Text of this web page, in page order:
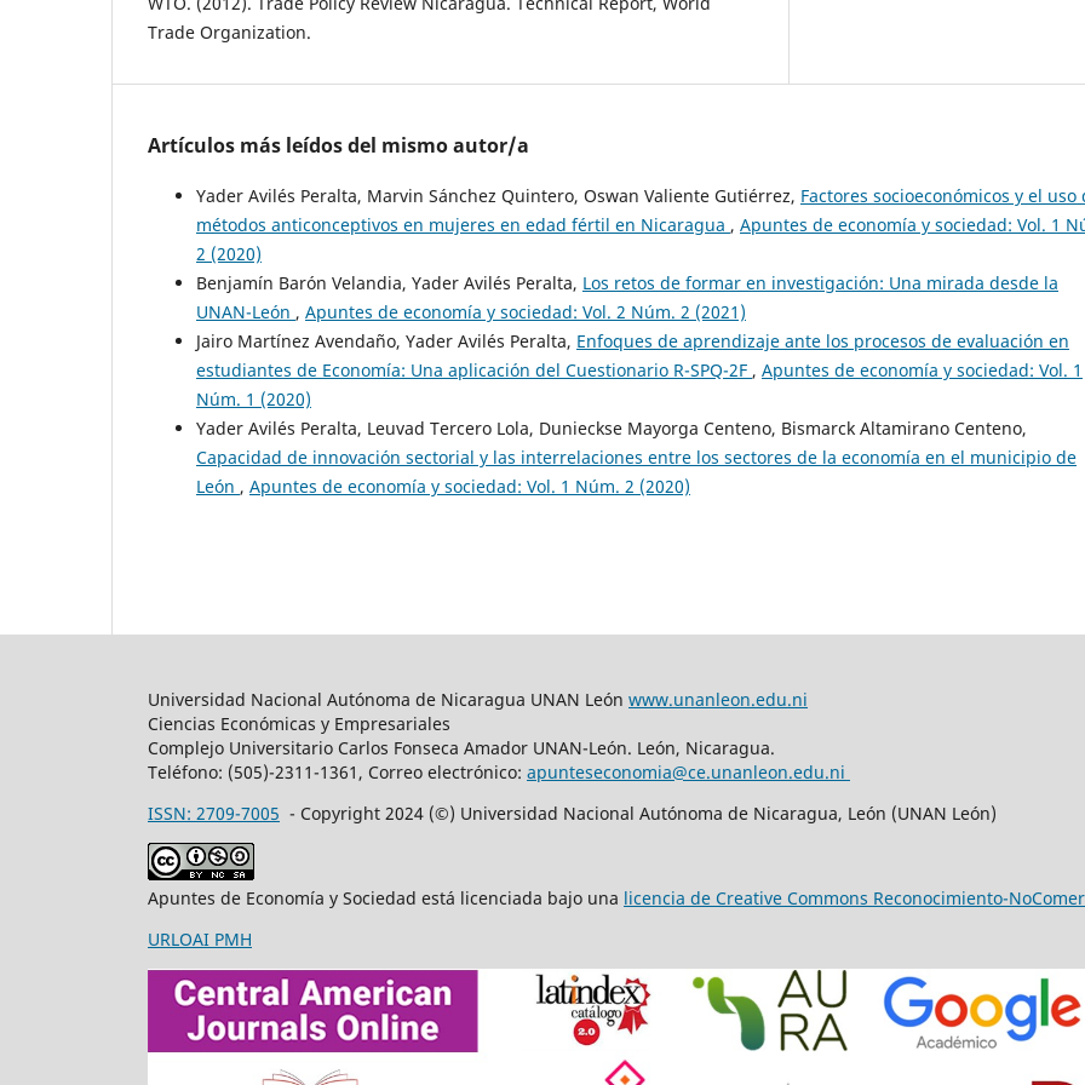
Trade Organization.
Artículos más leídos del mismo autor/a
Yader Avilés Peralta, Marvin Sánchez Quintero, Oswan Valiente Gutiérrez, Factores socioeconómicos y el uso
métodos anticonceptivos en mujeres en edad fértil en Nicaragua , Apuntes de economía y sociedad: Vol. 1
2 (2020)
Benjamín Barón Velandia, Yader Avilés Peralta, Los retos de formar en investigación: Una mirada desde la
UNAN-León , Apuntes de economía y sociedad: Vol. 2 Núm. 2 (2021)
Jairo Martínez Avendaño, Yader Avilés Peralta, Enfoques de aprendizaje ante los procesos de evaluación en
estudiantes de Economía: Una aplicación del Cuestionario R-SPQ-2F , Apuntes de economía y sociedad: Vol. 1
Núm. 1 (2020)
Yader Avilés Peralta, Leuvad Tercero Lola, Dunieckse Mayorga Centeno, Bismarck Altamirano Centeno,
Capacidad de innovación sectorial y las interrelaciones entre los sectores de la economía en el municipio de
León , Apuntes de economía y sociedad: Vol. 1 Núm. 2 (2020)
Universidad Nacional Autónoma de Nicaragua UNAN León www.unanleon.edu.ni
Ciencias Económicas y Empresariales
Complejo Universitario Carlos Fonseca Amador UNAN-León. León, Nicaragua.
Teléfono: (505)-2311-1361, Correo electrónico: apunteseconomia@ce.unanleon.edu.ni
ISSN: 2709-7005 - Copyright 2024 (©) Universidad Nacional Autónoma de Nicaragua, León (UNAN León)
Apuntes de Economía y Sociedad está licenciada bajo una licencia de Creative Commons Reconocimiento-
URLOAI PMH